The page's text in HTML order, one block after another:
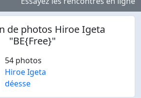
de photos Hiroe Igeta
"BE{Free}"
54 photos
Hiroe Igeta
déesse